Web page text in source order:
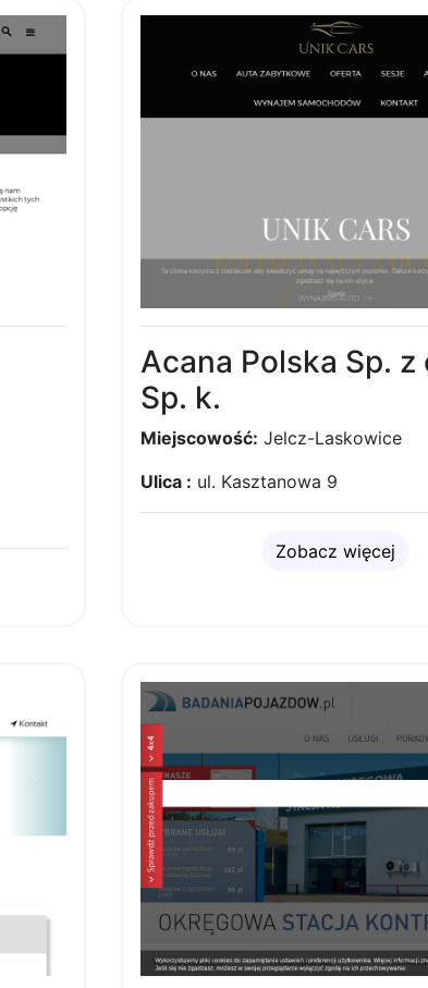
Acana Polska Sp. z
Sp. k.
Miejscowość: Jelcz-Laskowice
Ulica : ul. Kasztanowa 9
Zobacz więcej